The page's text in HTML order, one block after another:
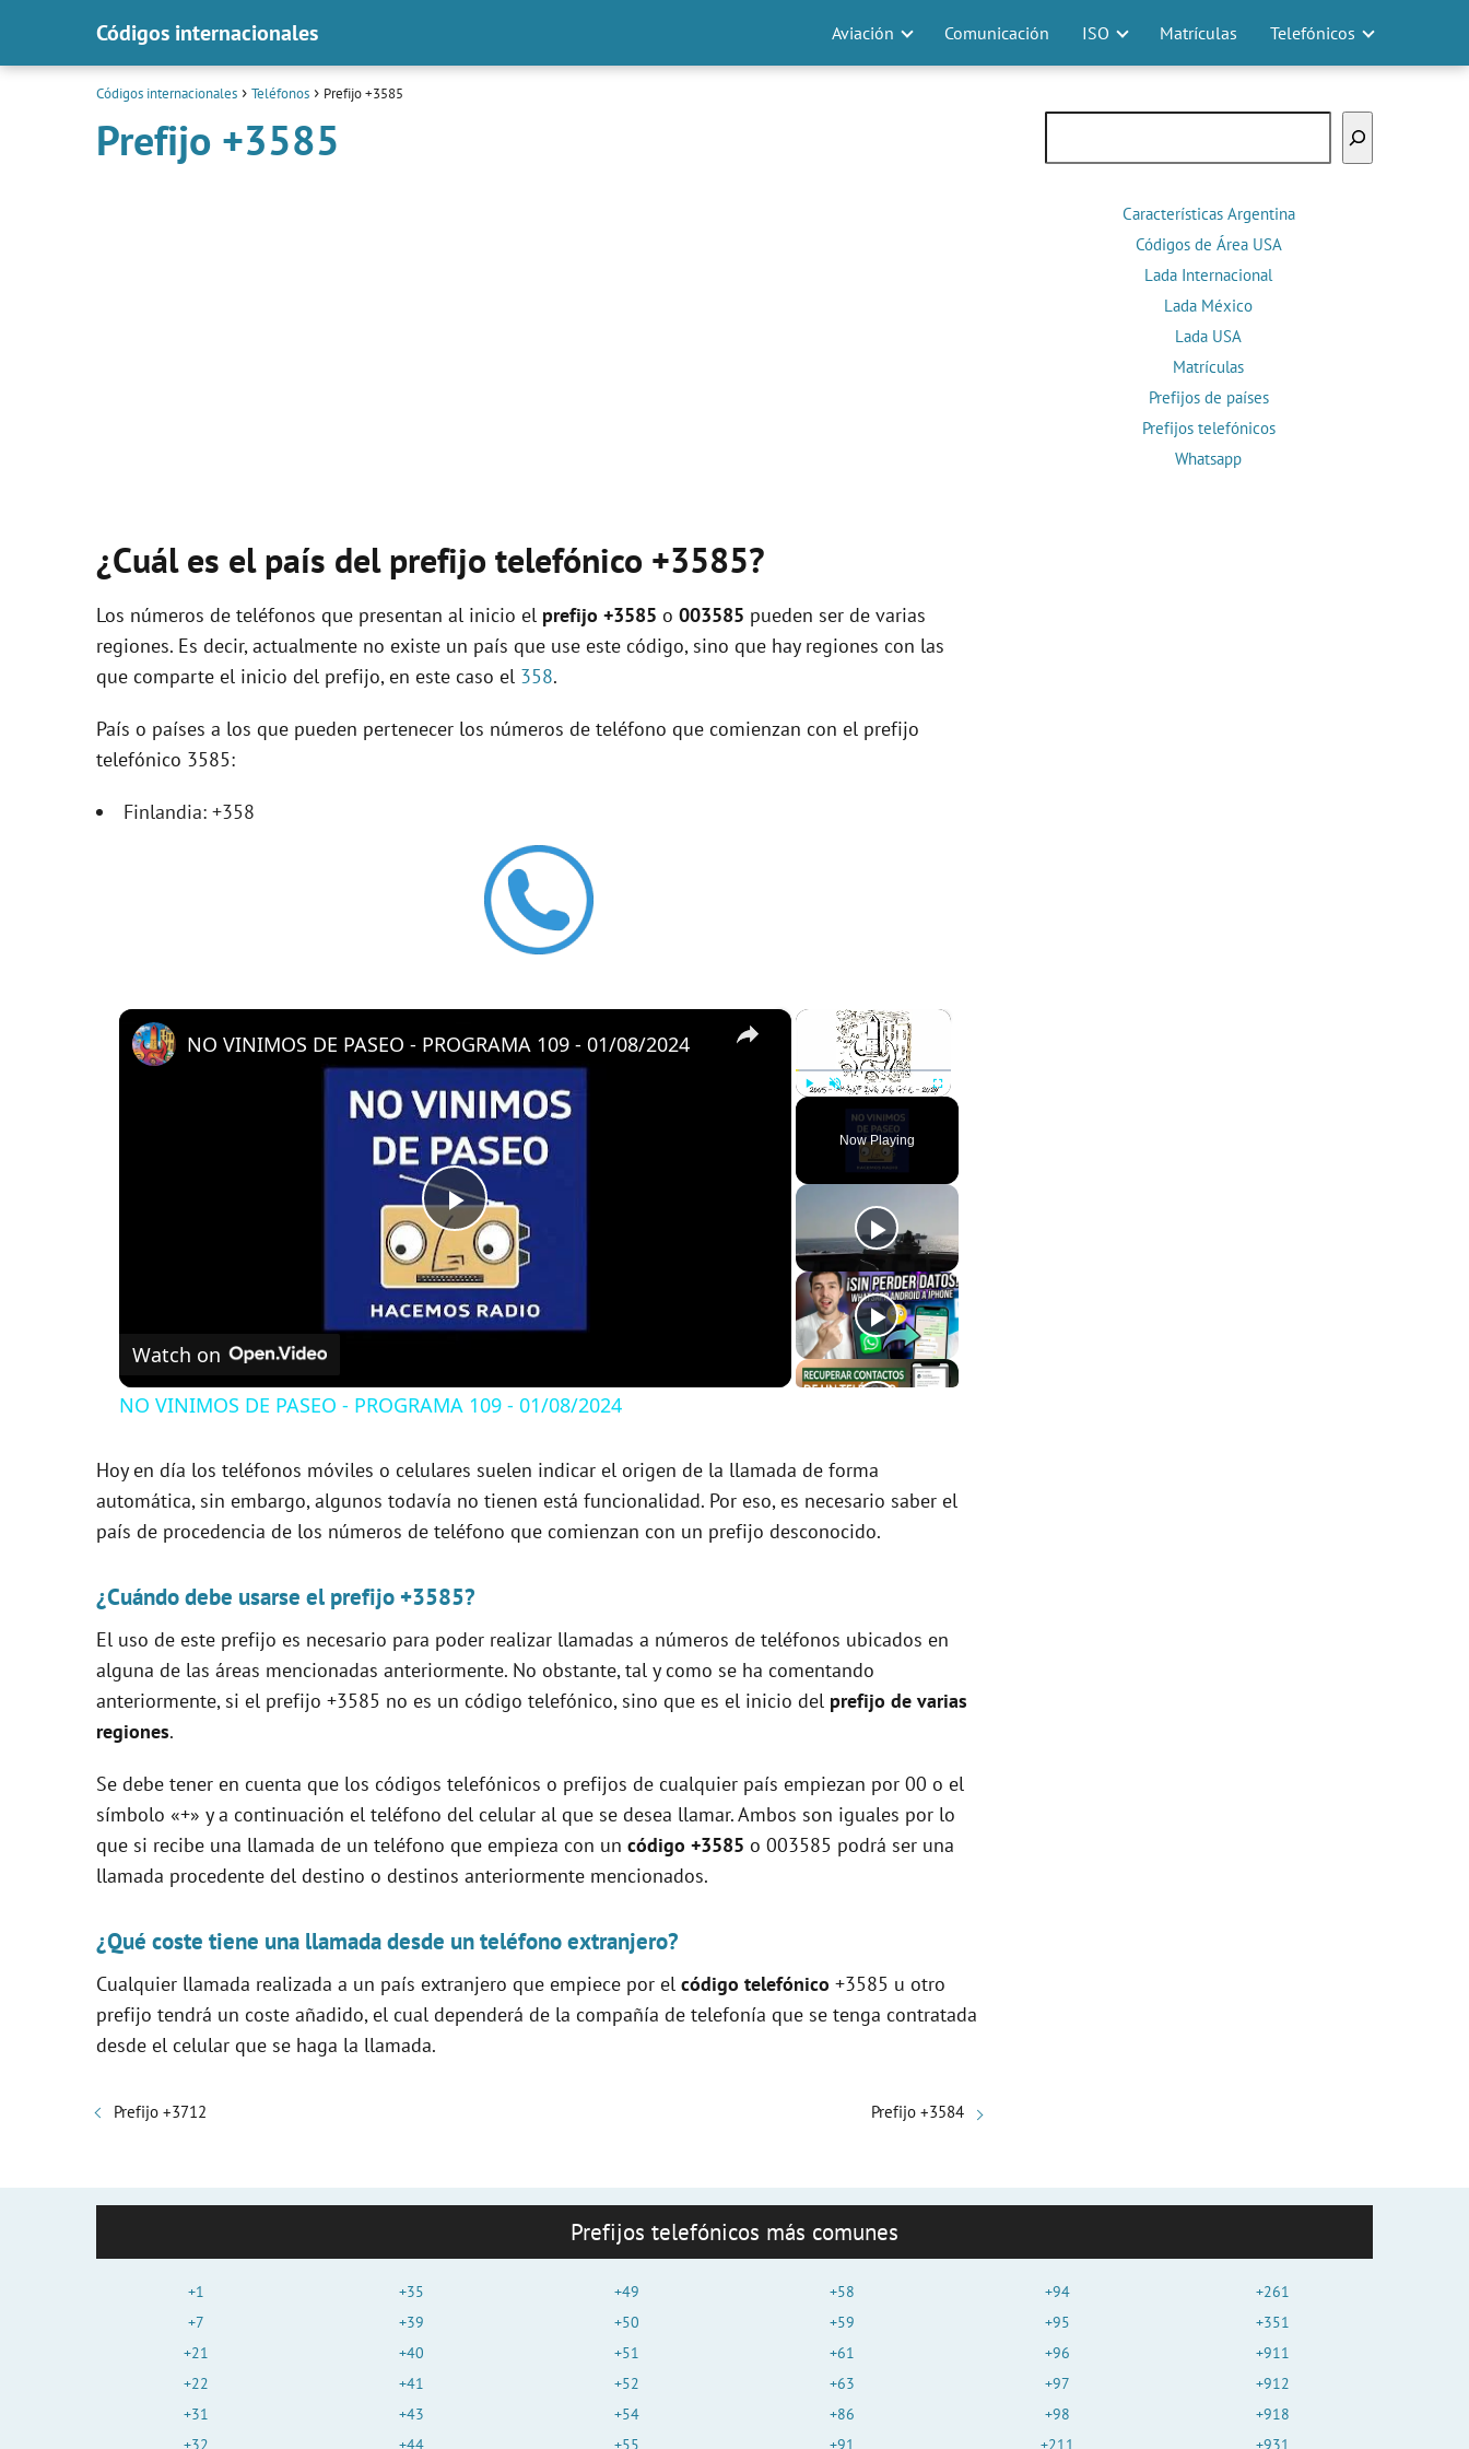
Códigos internacionales Aviación Comunicación ISO Matrículas Telefónicos
Códigos internacionales Teléfonos Prefijo +3585
Prefijo +3585
¿Cuál es el país del prefijo telefónico +3585?
Los números de teléfonos que presentan al inicio el prefijo +3585 o 003585 pueden ser de varias
regiones. Es decir, actualmente no existe un país que use este código, sino que hay regiones con las
que comparte el inicio del prefijo, en este caso el 358.
País o países a los que pueden pertenecer los números de teléfono que comienzan con el prefijo
telefónico 3585:
Finlandia: +358
×
Fullscreen
Now Playing
×
P
l
V
d
e
NO VINIMOS DE PASEO - PROGRAMA 109 - 01/08/2024
Watch on
NO VINIMOS DE PASEO - PROGRAMA 109 - 01/08/2024
Hoy en día los teléfonos móviles o celulares suelen indicar el origen de la llamada de forma
automática, sin embargo, algunos todavía no tienen está funcionalidad. Por eso, es necesario saber el
país de procedencia de los números de teléfono que comienzan con un prefijo desconocido.
¿Cuándo debe usarse el prefijo +3585?
El uso de este prefijo es necesario para poder realizar llamadas a números de teléfonos ubicados en
alguna de las áreas mencionadas anteriormente. No obstante, tal y como se ha comentando
anteriormente, si el prefijo +3585 no es un código telefónico, sino que es el inicio del prefijo de varias
regiones.
Se debe tener en cuenta que los códigos telefónicos o prefijos de cualquier país empiezan por 00 o el
símbolo «+» y a continuación el teléfono del celular al que se desea llamar. Ambos son iguales por lo
que si recibe una llamada de un teléfono que empieza con un código +3585 o 003585 podrá ser una
llamada procedente del destino o destinos anteriormente mencionados.
¿Qué coste tiene una llamada desde un teléfono extranjero?
Cualquier llamada realizada a un país extranjero que empiece por el código telefónico +3585 u otro
prefijo tendrá un coste añadido, el cual dependerá de la compañía de telefonía que se tenga contratada
desde el celular que se haga la llamada.
Prefijo +3712 Prefijo +3584
Características Argentina
Códigos de Área USA
Lada Internacional
Lada México
Lada USA
Matrículas
Prefijos de países
Prefijos telefónicos
Whatsapp
Prefijos telefónicos más comunes
+1
+7
+21
+22
+31
+32
+35
+39
+40
+41
+43
+44
+49
+50
+51
+52
+54
+55
+58
+59
+61
+63
+86
+91
+94
+95
+96
+97
+98
+211
+261
+351
+911
+912
+918
+931